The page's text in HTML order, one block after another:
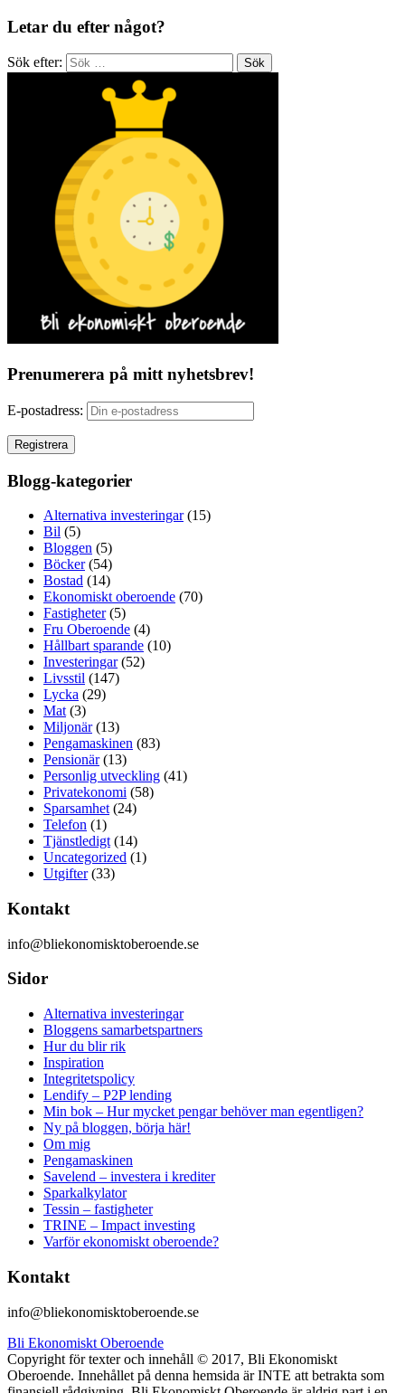
Letar du efter något?
Sök efter:
Prenumerera på mitt nyhetsbrev!
E-postadress:
Blogg-kategorier
Alternativa investeringar(15)
Bil (5)
Bloggen (5)
Böcker(54)
Bostad (14)
Ekonomiskt oberoende (70)
Fastigheter(5)
Fru Oberoende (4)
Hållbart sparande (10)
Investeringar(52)
Livsstil (147)
Lycka (29)
Mat (3)
Miljonär(13)
Pengamaskinen (83)
Pensionär(13)
Personlig utveckling (41)
Privatekonomi (58)
Sparsamhet (24)
Telefon (1)
Tjänstledigt (14)
Uncategorized (1)
Utgifter(33)
Kontakt
info@bliekonomisktoberoende.se
Sidor
Alternativa investeringar
Bloggens samarbetspartners
Hur du blir rik
Inspiration
Integritetspolicy
Lendify – P2P lending
Min bok – Hur mycket pengar behöver man egentligen?
Ny på bloggen, börja här!
Om mig
Pengamaskinen
Savelend – investera i krediter
Sparkalkylator
Tessin – fastigheter
TRINE – Impact investing
Varför ekonomiskt oberoende?
Kontakt
info@bliekonomisktoberoende.se
Bli Ekonomiskt Oberoende
Copyright för texter och innehåll © 2017, Bli Ekonomiskt
Oberoende. Innehållet på denna hemsida är INTE att betrakta som